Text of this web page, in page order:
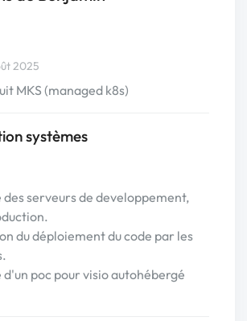
2025
MKS (managed k8s)
systèmes
des serveurs de developpement,
du déploiement du code par les
d'un poc pour visio autohébergé